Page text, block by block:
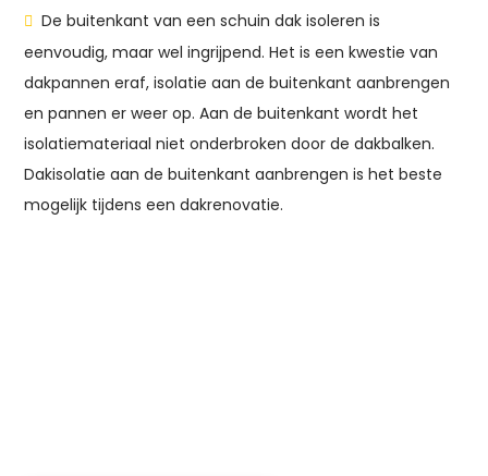
De buitenkant van een schuin dak isoleren is
eenvoudig, maar wel ingrijpend. Het is een kwestie van
dakpannen eraf, isolatie aan de buitenkant aanbrengen
en pannen er weer op. Aan de buitenkant wordt het
isolatiemateriaal niet onderbroken door de dakbalken.
Dakisolatie aan de buitenkant aanbrengen is het beste
mogelijk tijdens een dakrenovatie.